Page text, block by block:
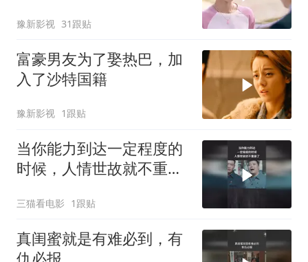
豫新影视 31跟贴
富豪男友为了娶热巴，加
入了沙特国籍
豫新影视 1跟贴
当你能力到达一定程度的
时候，人情世故就不重要
三猫看电影 1跟贴
真闺蜜就是有难必到，有